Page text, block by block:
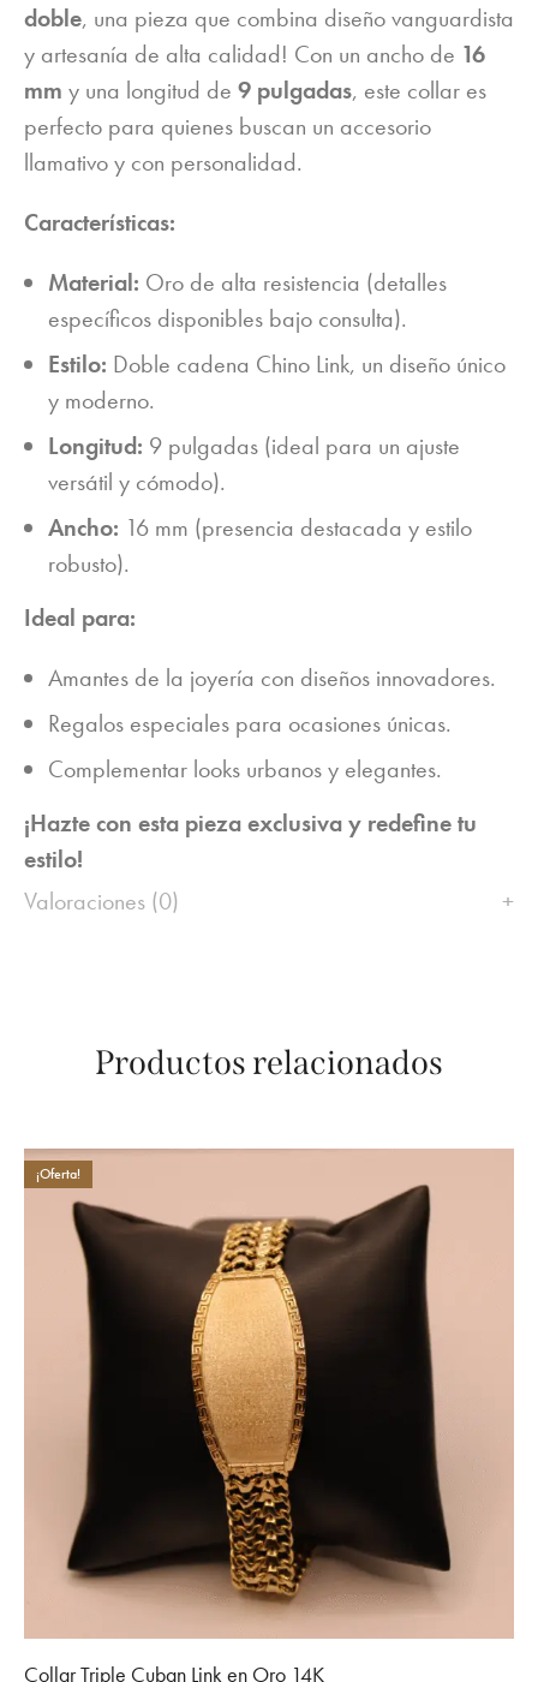
doble, una pieza que combina diseño vanguardista
y artesanía de alta calidad! Con un ancho de 16
mm y una longitud de 9 pulgadas, este collar es
perfecto para quienes buscan un accesorio
llamativo y con personalidad.
Características:
Material: Oro de alta resistencia (detalles
específicos disponibles bajo consulta).
Estilo: Doble cadena Chino Link, un diseño único
y moderno.
Longitud: 9 pulgadas (ideal para un ajuste
versátil y cómodo).
Ancho: 16 mm (presencia destacada y estilo
robusto).
Ideal para:
Amantes de la joyería con diseños innovadores.
Regalos especiales para ocasiones únicas.
Complementar looks urbanos y elegantes.
¡Hazte con esta pieza exclusiva y redefine tu
estilo!
Valoraciones (0)
Productos relacionados
¡Oferta!
Collar Triple Cuban Link en Oro 14K